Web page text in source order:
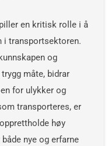
en kritisk rolle i å
i transportsektoren.
og
måte, bidrar
for ulykker og
transporteres, er
høy
nye og erfarne